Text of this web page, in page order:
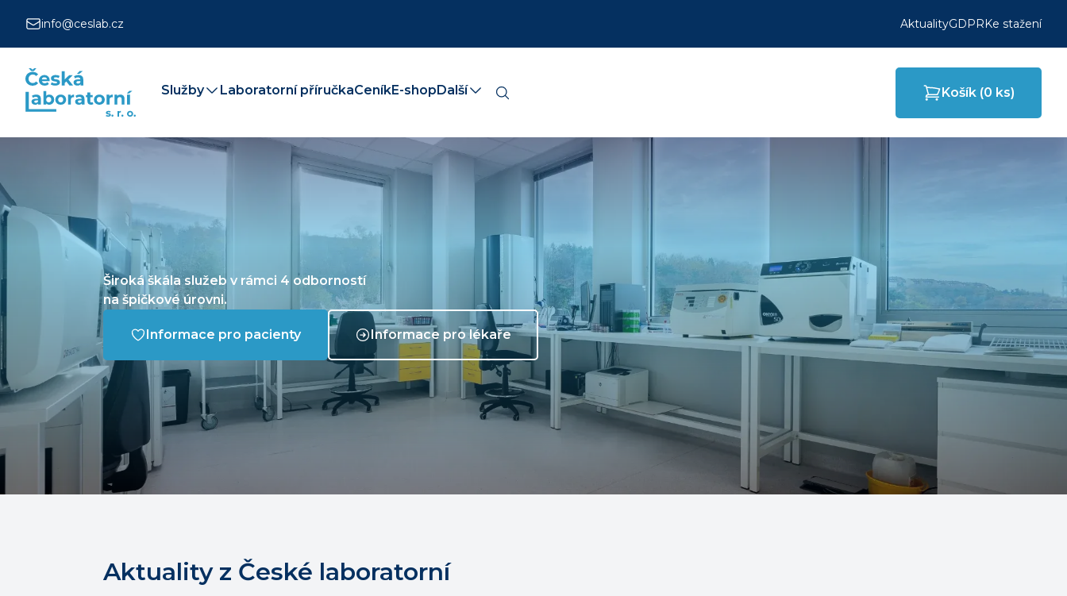
info@ceslab.cz AktualityGDPRKe stažení
Služby Laboratorní příručkaCeníkE-shopDalší Košík (0 ks)
Široká škála služeb v rámci 4 odborností
na špičkové úrovni.
Informace pro pacienty Informace pro lékaře
Aktuality z České laboratorní